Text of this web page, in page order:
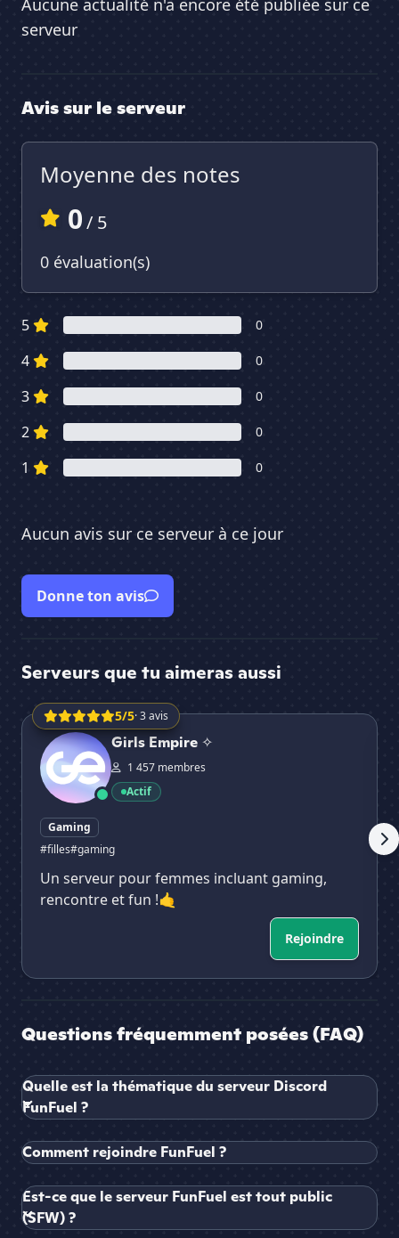
Aucune actualité n'a encore été publiée sur ce
serveur
Avis sur le serveur
Moyenne des notes
0/ 5
0 évaluation(s)
5 0
4 0
3 0
2 0
1 0
Aucun avis sur ce serveur à ce jour
Donne ton avis
Serveurs que tu aimeras aussi
5/5· 3 avis
Girls Empire ✧
Girls Empire ✧
1 457 membres
Actif
Gaming
#filles#gaming
Un serveur pour femmes incluant gaming,
rencontre et fun !🤙
Rejoindre
Questions fréquemment posées (FAQ)
Quelle est la thématique du serveur Discord
FunFuel ?
Comment rejoindre FunFuel ?
Est-ce que le serveur FunFuel est tout public
(SFW) ?